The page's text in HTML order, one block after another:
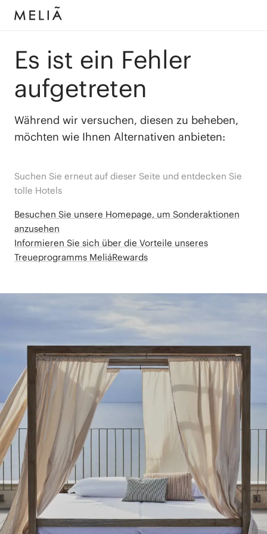
Es ist ein Fehler
aufgetreten
Während wir versuchen, diesen zu beheben,
möchten wie Ihnen Alternativen anbieten:
Suchen Sie erneut auf dieser Seite und entdecken Sie
tolle Hotels
Besuchen Sie unsere Homepage, um Sonderaktionen
anzusehen
Informieren Sie sich über die Vorteile unseres
Treueprogramms MeliáRewards